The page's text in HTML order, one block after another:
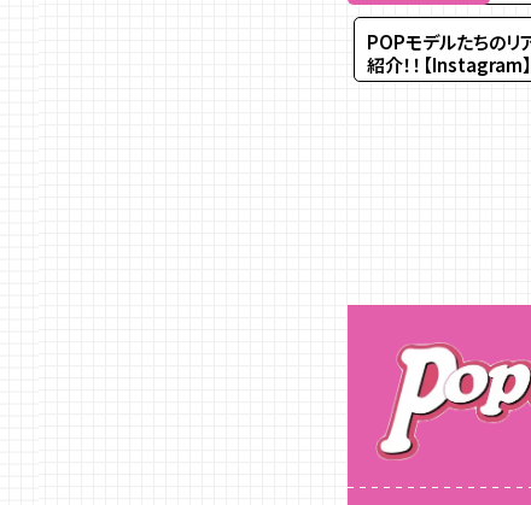
POPモデルたちのリ
紹介！！【Instagram】
送
り